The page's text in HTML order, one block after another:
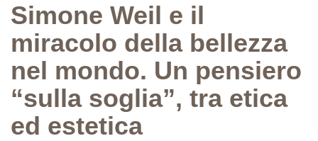
Simone Weil e il
miracolo della bellezza
nel mondo. Un pensiero
“sulla soglia”, tra etica
ed estetica